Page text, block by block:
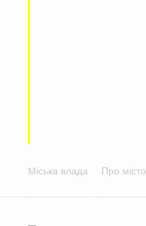
Міська влада Про місто